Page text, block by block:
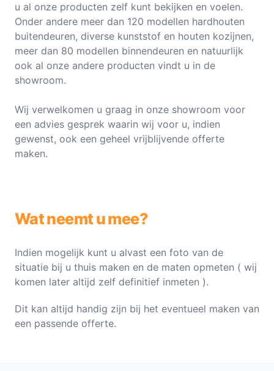
u al onze producten zelf kunt bekijken en voelen.
Onder andere meer dan 120 modellen hardhouten
buitendeuren, diverse kunststof en houten kozijnen,
meer dan 80 modellen binnendeuren en natuurlijk
ook al onze andere producten vindt u in de
showroom.
Wij verwelkomen u graag in onze showroom voor
een advies gesprek waarin wij voor u, indien
gewenst, ook een geheel vrijblijvende offerte
maken.
Wat neemt u mee?
Indien mogelijk kunt u alvast een foto van de
situatie bij u thuis maken en de maten opmeten ( wij
komen later altijd zelf definitief inmeten ).
Dit kan altijd handig zijn bij het eventueel maken van
een passende offerte.